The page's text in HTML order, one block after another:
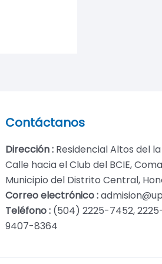
Contáctanos
Dirección : Residencial Altos del
Calle hacia el Club del BCIE,
Municipio del Distrito Central,
Correo electrónico :
Teléfono : (504) 2225-7452,
9407-8364